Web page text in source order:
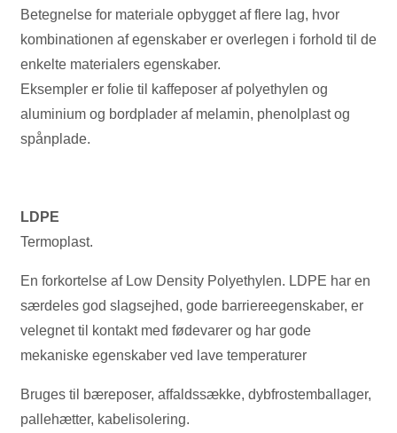
Betegnelse for materiale opbygget af flere lag, hvor
kombinationen af egenskaber er overlegen i forhold til de
enkelte materialers egenskaber.
Eksempler er folie til kaffeposer af polyethylen og
aluminium og bordplader af melamin, phenolplast og
spånplade.
LDPE
Termoplast.
En forkortelse af Low Density Polyethylen. LDPE har en
særdeles god slagsejhed, gode barriereegenskaber, er
velegnet til kontakt med fødevarer og har gode
mekaniske egenskaber ved lave temperaturer
Bruges til bæreposer, affaldssække, dybfrostemballager,
pallehætter, kabelisolering.